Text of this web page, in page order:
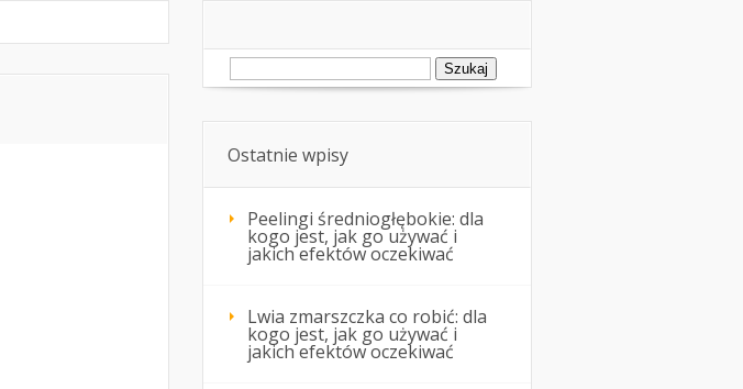
Szukaj:
Ostatnie wpisy
Peelingi średniogłębokie: dla
kogo jest, jak go używać i
jakich efektów oczekiwać
Lwia zmarszczka co robić: dla
kogo jest, jak go używać i
jakich efektów oczekiwać